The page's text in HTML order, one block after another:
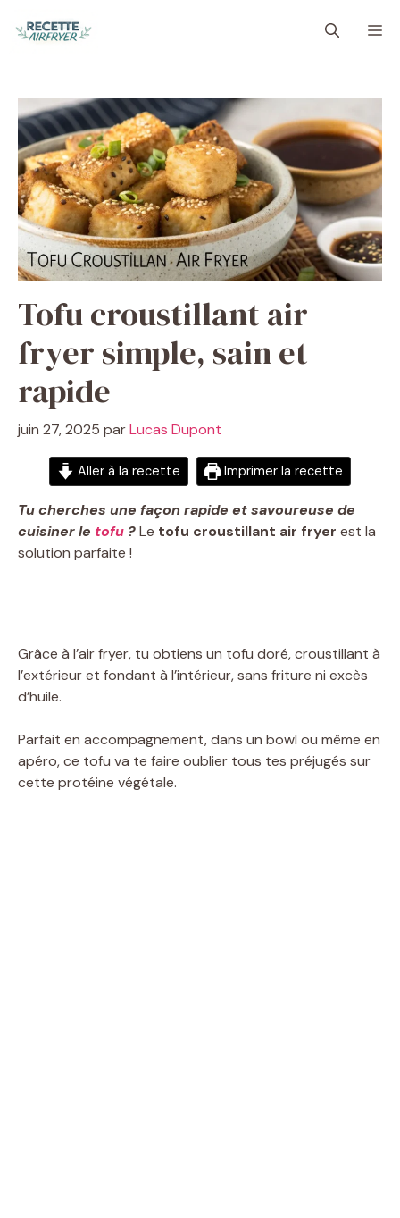
Tofu croustillant air
fryer simple, sain et
rapide
juin 27, 2025 parLucas Dupont
Aller à la recette Imprimer la recette
Tu cherches une façon rapide et savoureuse de
cuisiner le tofu ?Le tofu croustillant air fryer est la
solution parfaite !
Grâce à l’air fryer, tu obtiens un tofu doré, croustillant à
l’extérieur et fondant à l’intérieur, sans friture ni excès
d’huile.
Parfait en accompagnement, dans un bowl ou même en
apéro, ce tofu va te faire oublier tous tes préjugés sur
cette protéine végétale.